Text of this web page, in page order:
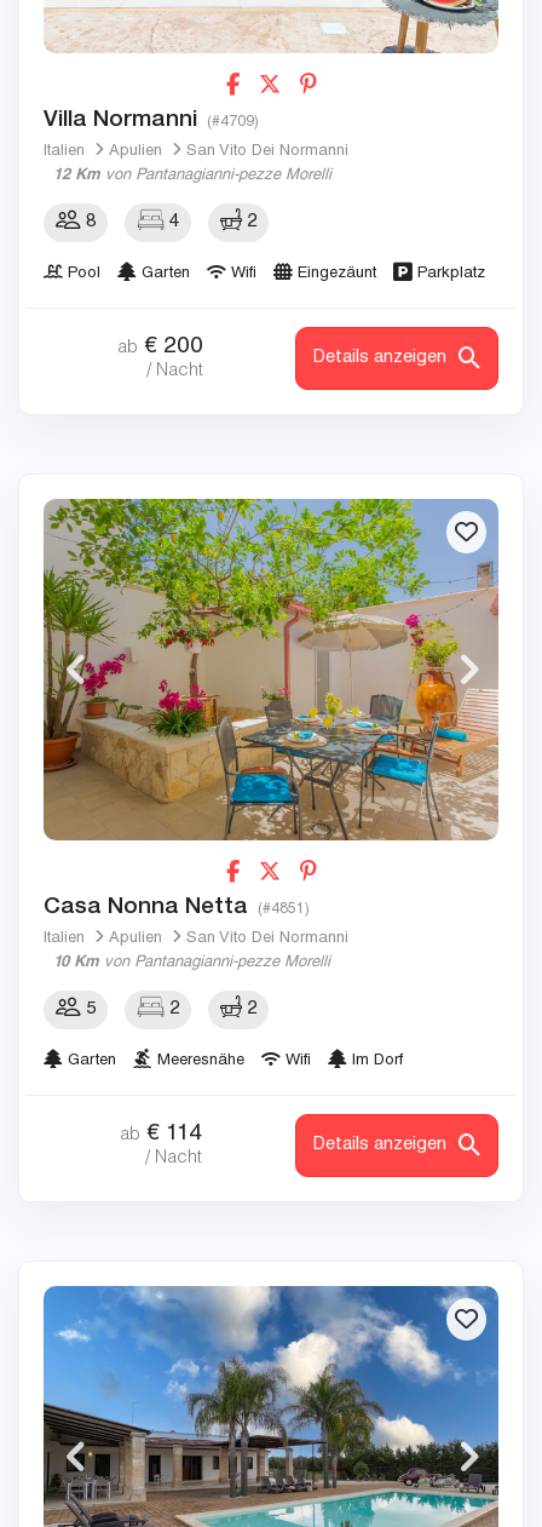
Villa Normanni (#4709)
Italien Apulien
San Vito Dei Normanni
12 Km von Pantanagianni-pezze Morelli
8 4 2
Pool Garten Wifi Eingezäunt Parkplatz
ab € 200
/ Nacht
Details anzeigen
Casa Nonna Netta (#4851)
Italien Apulien
San Vito Dei Normanni
10 Km von Pantanagianni-pezze Morelli
5 2 2
Garten Meeresnähe Wifi Im Dorf
ab € 114
/ Nacht
Details anzeigen